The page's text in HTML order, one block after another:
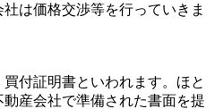
は価格交渉等を行っていきま
付証明書といわれます。ほと
産会社で準備された書面を提